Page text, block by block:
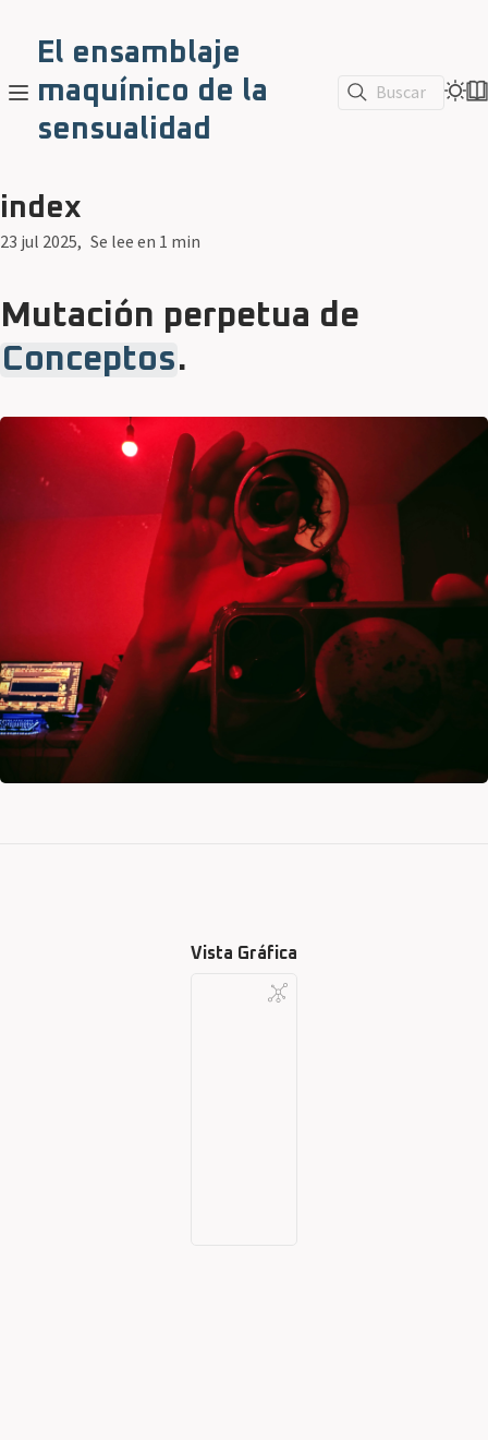
El ensamblaje
maquínico de la
sensualidad
Buscar
index
23 jul 2025 Se lee en 1 min
Mutación perpetua de
Conceptos.
Vista Gráfica